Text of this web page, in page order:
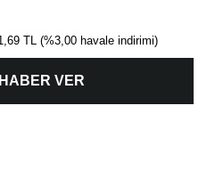
TL (%3,00 havale indirimi)
VER